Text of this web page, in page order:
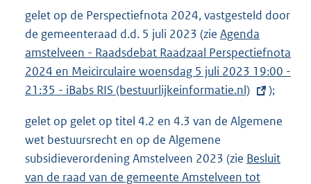
gelet op de Perspectiefnota 2024, vastgesteld door
de gemeenteraad d.d. 5 juli 2023 (zie E
x
t
e
n
l
Agenda
amstelveen - Raadsdebat Raadzaal Perspectiefnota
2024 en Meicirculaire woensdag 5 juli 2023 19:00 -
21:35 - iBabs RIS (bestuurlijkeinformatie.nl)
);
gelet op gelet op titel 4.2 en 4.3 van de Algemene
wet bestuursrecht en op de Algemene
subsidieverordening Amstelveen 2023 (zie Besluit
van de raad van de gemeente Amstelveen tot